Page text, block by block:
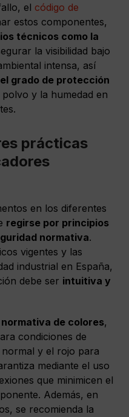
el código de
estos componentes,
técnicos como la
la visibilidad bajo
intensa, así
grado de protección
y la humedad en
prácticas
en los diferentes
regirse por principios
normativa.
vigentes y las
industrial en España,
debe ser intuitiva y
de colores,
condiciones de
y el rojo para
mediante el uso
que minimicen el
Además, en
se recomienda la